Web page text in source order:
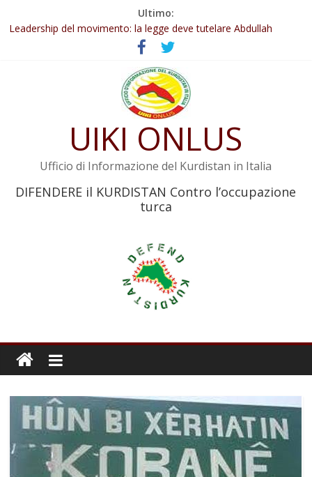
Ultimo:
Abdullah Öcalan: Le legge negativa deve essere trasformata in
legge positiva
Leadership del movimento: la legge deve tutelare Abdullah
Commissione donne del KNK: Şengal è di nuovo sotto minaccia
Non tenere conto della situazione di Rêber Apo ostacolerebbe
Il KNK chiede un’azione internazionale contro i crimini di guerra
UIKI ONLUS
Ufficio di Informazione del Kurdistan in Italia
DIFENDERE il KURDISTAN Contro l’occupazione
turca